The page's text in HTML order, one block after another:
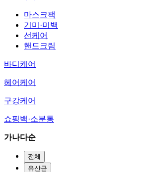
마스크팩
기미·미백
선케어
핸드크림
바디케어
헤어케어
구강케어
쇼핑백·소분통
가나다순
전체
유산균